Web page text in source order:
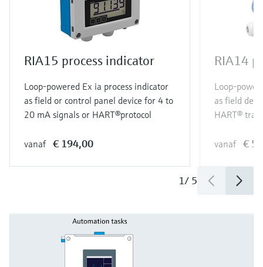
RIA15 process indicator
Loop-powered Ex ia process indicator
as field or control panel device for 4 to
20 mA signals or HART®protocol
vanaf € 194,00
RIA14
Loop-
as field
HART®
vanaf €
1/ 5